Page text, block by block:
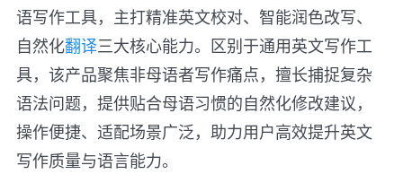
语写作工具，主打精准英文校对、智能润色改写、
自然化翻译三大核心能力。区别于通用英文写作工
具，该产品聚焦非母语者写作痛点，擅长捕捉复杂
语法问题，提供贴合母语习惯的自然化修改建议，
操作便捷、适配场景广泛，助力用户高效提升英文
写作质量与语言能力。